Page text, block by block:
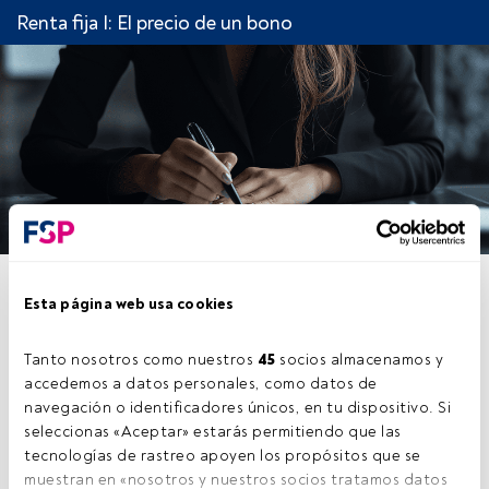
Esta página web usa cookies
Tanto nosotros como nuestros 45 socios almacenamos y
accedemos a datos personales, como datos de
navegación o identificadores únicos, en tu dispositivo. Si
seleccionas «Aceptar» estarás permitiendo que las
tecnologías de rastreo apoyen los propósitos que se
muestran en «nosotros y nuestros socios tratamos datos
Renta fija I: El precio de un bono
CAPÍTULO 3: RELACIÓN
RETORNO (TIR)
Este es un artículo exclusivo para los usuarios